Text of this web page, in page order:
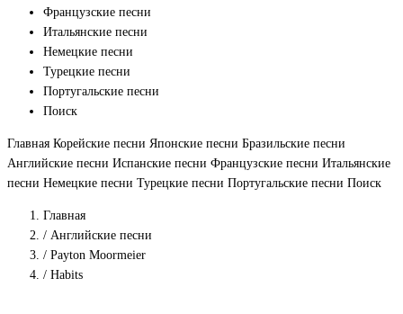
Французские песни
Итальянские песни
Немецкие песни
Турецкие песни
Португальские песни
Поиск
Главная Корейские песни Японские песни Бразильские песни
Английские песни Испанские песни Французские песни Итальянские
песни Немецкие песни Турецкие песни Португальские песни Поиск
Главная
/ Английские песни
/ Payton Moormeier
/ Habits